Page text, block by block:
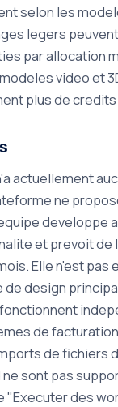
selon les
legers
par allocation
video et
plus de
actuellement
ne
developpe
et prevoit de
Elle n'est pas
de design
de
de fichiers
sont pas
"Executer des